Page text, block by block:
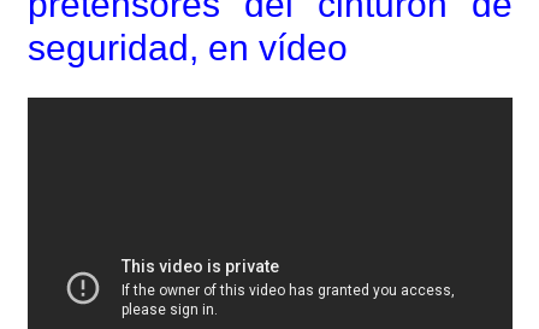
seguridad, en vídeo